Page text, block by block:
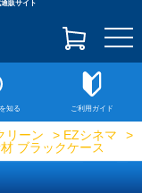
販サイト
知る ご利用ガイド
リーン > EZシネマ
>
ブラックケース